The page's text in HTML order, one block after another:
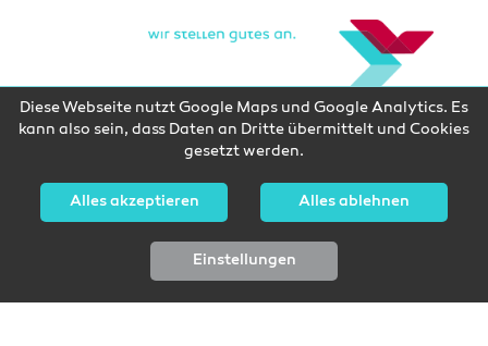
Diese Webseite nutzt Google Maps und Google Analytics. Es
kann also sein, dass Daten an Dritte übermittelt und Cookies
gesetzt werden.
Alles akzeptieren Alles ablehnen
Einstellungen